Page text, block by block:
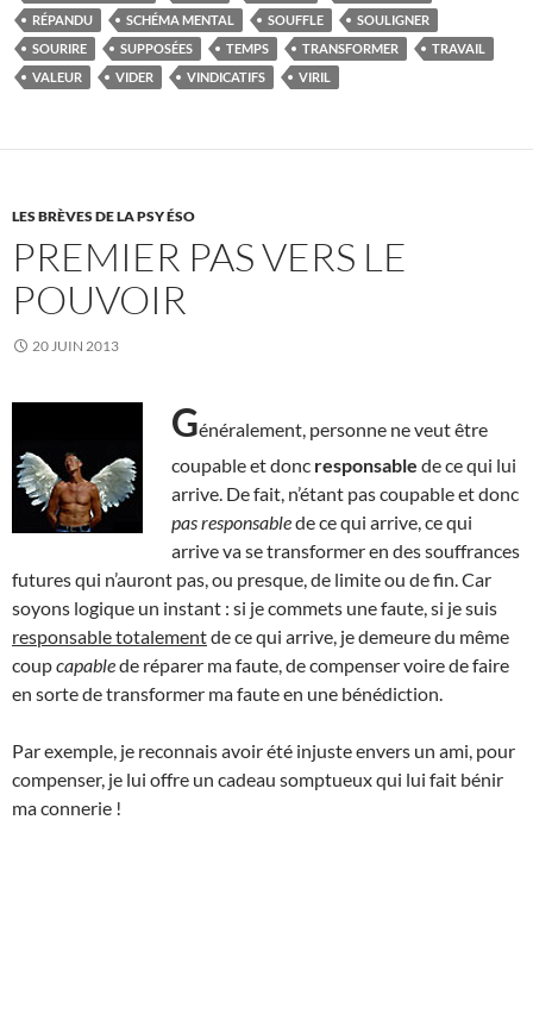
RÉPANDU
SCHÉMA MENTAL SOUFFLE
SOULIGNER
SOURIRE
SUPPOSÉES TEMPS TRANSFORMER
TRAVAIL
VALEUR
VIDER VINDICATIFS VIRIL
LES BRÈVES DE LA PSY ÉSO
PREMIER PAS VERS LE
POUVOIR
20 JUIN 2013
Généralement, personne ne veut être
coupable et donc responsable de ce qui lui
arrive. De fait, n’étant pas coupable et donc
pas responsablede ce qui arrive, ce qui
arrive va se transformer en des souffrances
futures qui n’auront pas, ou presque, de limite ou de fin. Car
soyons logique un instant : si je commets une faute, si je suis
responsable totalementde ce qui arrive, je demeure du même
coupcapablede réparer ma faute, de compenser voire de faire
en sorte de transformer ma faute en une bénédiction.
Par exemple, je reconnais avoir été injuste envers un ami, pour
compenser, je lui offre un cadeau somptueux qui lui fait bénir
ma connerie !